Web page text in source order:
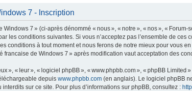
7 - Inscription
7 » (ci-après dénommé « nous », « notre », « nos », «
les conditions suivantes. Si vous n’acceptez pas l’ensemble de
conditions à tout moment et nous ferons de notre mieux pour vous
de Windows 7 » après modification vaut acceptation des
», « leur », « logiciel phpBB », « www.phpbb.com », « phpBB
depuis www.phpbb.com (en anglais). Le logiciel phpBB
sur ce site. Pour plus d’informations sur phpBB, consultez :